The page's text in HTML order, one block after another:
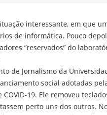
interessante, em que
de informática. Pouco
“reservados” do
de Jornalismo da
social adotadas
19. Ele removeu
perto uns dos outros.